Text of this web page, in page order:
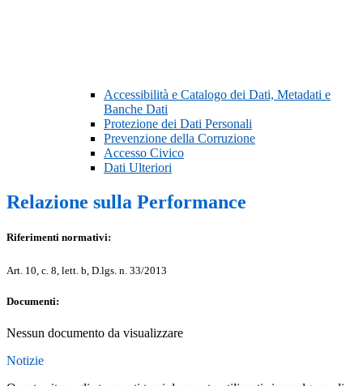
Accessibilità e Catalogo dei Dati, Metadati e
Banche Dati
Protezione dei Dati Personali
Prevenzione della Corruzione
Accesso Civico
Dati Ulteriori
Relazione sulla Performance
Riferimenti normativi:
Art. 10, c. 8, lett. b, D.lgs. n. 33/2013
Documenti:
Nessun documento da visualizzare
Notizie